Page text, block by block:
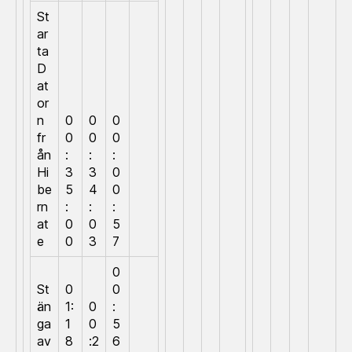
St
ar
ta
D
at
or
n
fr
ån
Hi
be
rn
at
e
0
0
:
3
5
:
0
0
0
0
:
3
4
:
0
3
0
0
:
0
0
:
5
7
St
än
ga
av
0
1:
1
8
0
0
:2
0
0
:
5
6